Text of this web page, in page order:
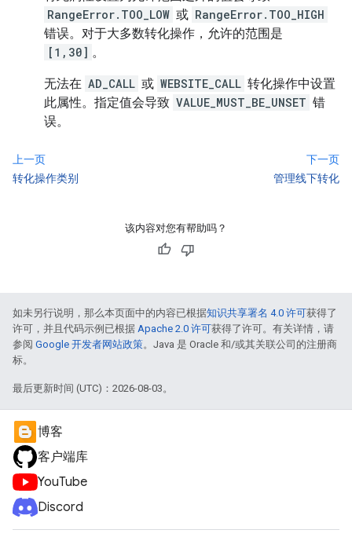
RangeError.TOO_LOW 或 RangeError.TOO_HIGH
错误。对于大多数转化操作，允许的范围是
[1,30] 。
无法在 AD_CALL 或 WEBSITE_CALL 转化操作中设置
此属性。指定值会导致 VALUE_MUST_BE_UNSET 错
误。
上一页
转化操作类别
下一页
管理线下转化
该内容对您有帮助吗？
如未另行说明，那么本页面中的内容已根据知识共享署名 4.0 许可获得了
许可，并且代码示例已根据 Apache 2.0 许可获得了许可。有关详情，请
参阅 Google 开发者网站政策。Java 是 Oracle 和/或其关联公司的注册商
标。
最后更新时间 (UTC)：2026-08-03。
博客
客户端库
YouTube
Discord